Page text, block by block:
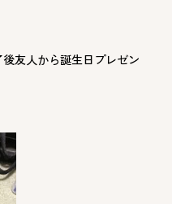
友人から誕生日プレゼン